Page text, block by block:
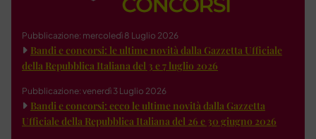
Pubblicazione: mercoledì 8 Luglio 2026
Bandi e concorsi: le ultime novità dalla Gazzetta Ufficiale
della Repubblica Italiana del 3 e 7 luglio 2026
Pubblicazione: venerdì 3 Luglio 2026
Bandi e concorsi: ecco le ultime novità dalla Gazzetta
Ufficiale della Repubblica Italiana del 26 e 30 giugno 2026